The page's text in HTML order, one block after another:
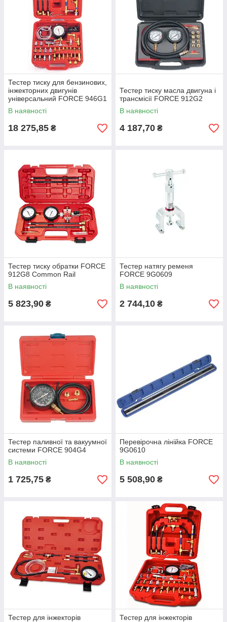
Тестер тиску для бензинових,
інжекторних двигунів
універсальний FORCE 946G1
В наявності
18 275,85 ₴
Тестер тиску масла двигуна і
трансмісії FORCE 912G2
В наявності
4 187,70 ₴
Тестер тиску обратки FORCE
912G8 Common Rail
В наявності
5 823,90 ₴
Тестер натягу ременя
FORCE 9G0609
В наявності
2 744,10 ₴
Тестер паливної та вакуумної
системи FORCE 904G4
В наявності
1 725,75 ₴
Перевірочна лінійка FORCE
9G0610
В наявності
5 508,90 ₴
Тестер для інжекторів
Тестер для інжекторів